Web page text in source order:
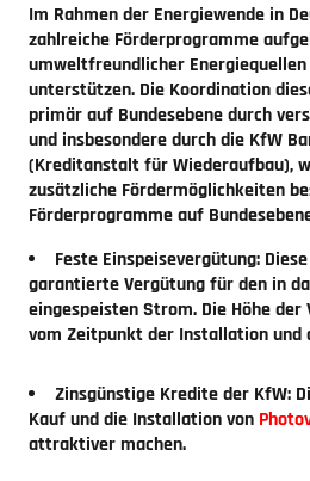
Im Rahmen der Energiewende in
zahlreiche Förderprogramme
umweltfreundlicher
unterstützen. Die Koordination
primär auf Bundesebene durch
und insbesondere durch die KfW
(Kreditanstalt für Wiederaufbau),
zusätzliche Fördermöglichkeiten
Förderprogramme auf
Feste Einspeisevergütung:
garantierte Vergütung für den in
eingespeisten Strom. Die Höhe
vom Zeitpunkt der Installation und
Zinsgünstige Kredite der KfW:
Kauf und die Installation von
attraktiver machen.